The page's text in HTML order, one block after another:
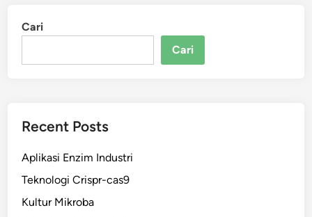
Cari
Cari
Recent Posts
Aplikasi Enzim Industri
Teknologi Crispr-cas9
Kultur Mikroba